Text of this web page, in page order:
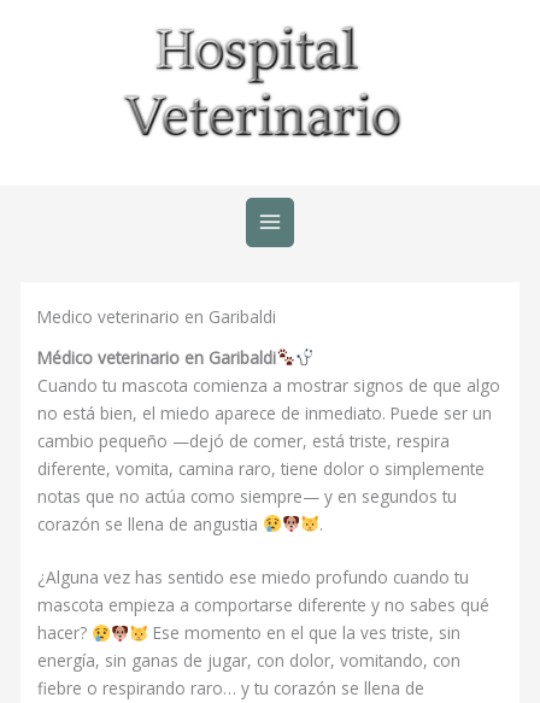
Medico veterinario en Garibaldi
Médico veterinario en Garibaldi
Cuando tu mascota comienza a mostrar signos de que algo
no está bien, el miedo aparece de inmediato. Puede ser un
cambio pequeño —dejó de comer, está triste, respira
diferente, vomita, camina raro, tiene dolor o simplemente
notas que no actúa como siempre— y en segundos tu
corazón se llena de angustia
.
¿Alguna vez has sentido ese miedo profundo cuando tu
mascota empieza a comportarse diferente y no sabes qué
hacer?
Ese momento en el que la ves triste, sin
energía, sin ganas de jugar, con dolor, vomitando, con
fiebre o respirando raro… y tu corazón se llena de